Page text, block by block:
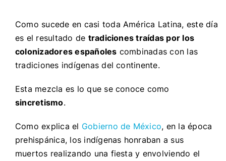
Como sucede en casi toda América Latina, este día
es el resultado de tradiciones traídas por los
colonizadores españoles combinadas con las
tradiciones indígenas del continente.
Esta mezcla es lo que se conoce como
sincretismo.
Como explica el Gobierno de México, en la época
prehispánica, los indígenas honraban a sus
muertos realizando una fiesta y envolviendo el